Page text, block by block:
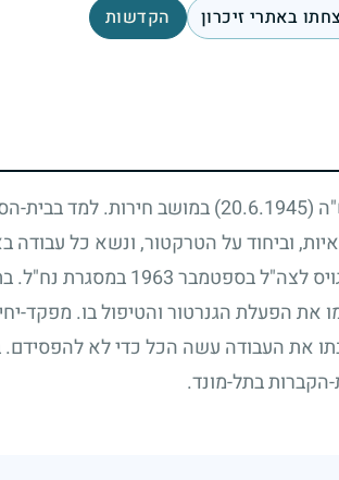
באתרי זיכרון הקדשות
(20.6.1945)
במושב חירות. למד בבית-
וביחוד על הטרקטור, ונשא כל
לצה"ל בספטמבר1963במסגרת נח"ל.
את הפעלת הגנרטור והטיפול בו. מפקד-
את העבודה עשה הכל כדי לא
הקברות בתל-מונד.